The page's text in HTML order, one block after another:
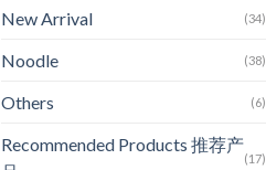
New Arrival (34)
Noodle (38)
Others (6)
Recommended Products 推荐产
(17)